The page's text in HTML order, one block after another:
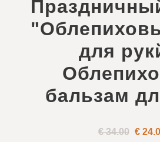
для
бальзам
€ 34.00 €